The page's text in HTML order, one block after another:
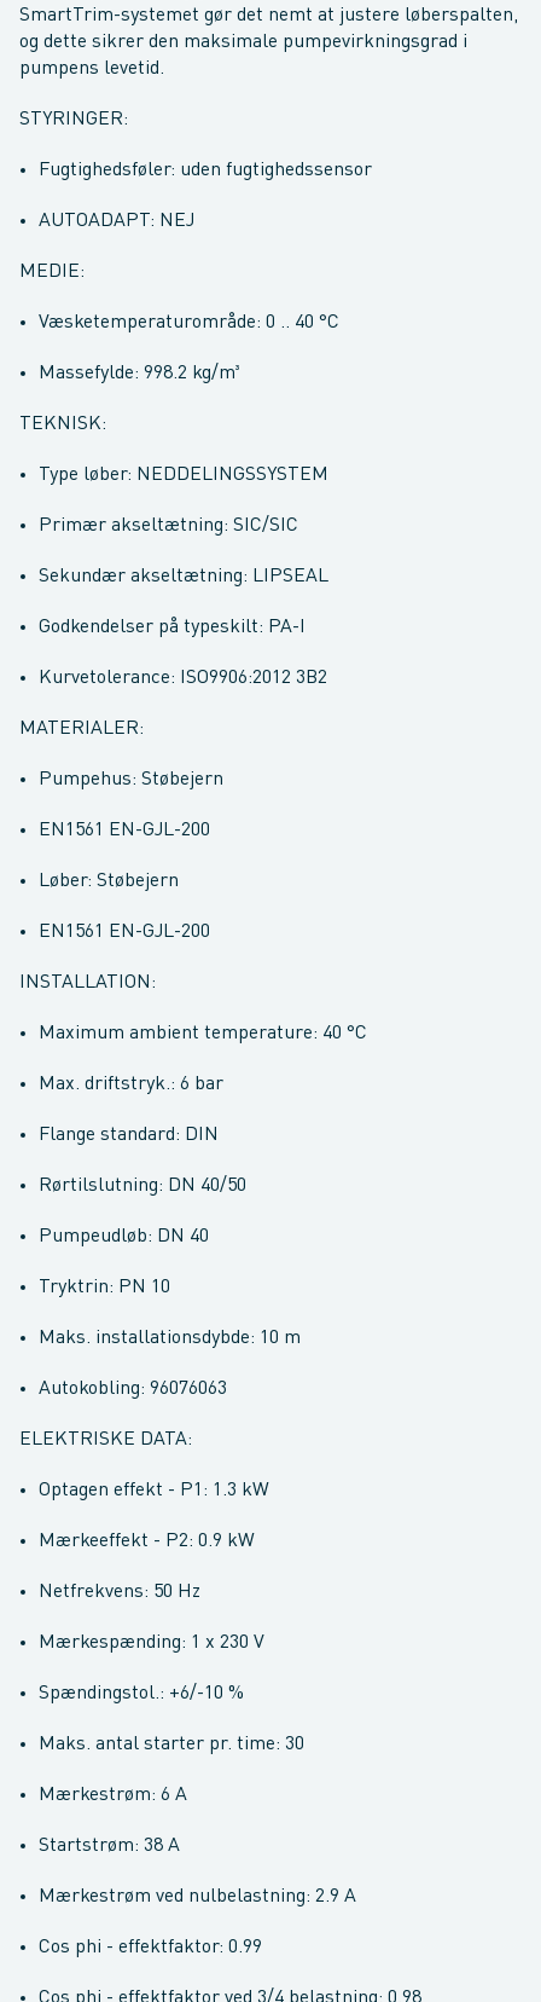
SmartTrim-systemet gør det nemt at justere løberspalten,
og dette sikrer den maksimale pumpevirkningsgrad i
pumpens levetid.
STYRINGER:
Fugtighedsføler: uden fugtighedssensor
AUTOADAPT: NEJ
MEDIE:
Væsketemperaturområde: 0 .. 40 °C
Massefylde: 998.2 kg/m³
TEKNISK:
Type løber: NEDDELINGSSYSTEM
Primær akseltætning: SIC/SIC
Sekundær akseltætning: LIPSEAL
Godkendelser på typeskilt: PA-I
Kurvetolerance: ISO9906:2012 3B2
MATERIALER:
Pumpehus: Støbejern
EN1561 EN-GJL-200
Løber: Støbejern
EN1561 EN-GJL-200
INSTALLATION:
Maximum ambient temperature: 40 °C
Max. driftstryk.: 6 bar
Flange standard: DIN
Rørtilslutning: DN 40/50
Pumpeudløb: DN 40
Tryktrin: PN 10
Maks. installationsdybde: 10 m
Autokobling: 96076063
ELEKTRISKE DATA:
Optagen effekt - P1: 1.3 kW
Mærkeeffekt - P2: 0.9 kW
Netfrekvens: 50 Hz
Mærkespænding: 1 x 230 V
Spændingstol.: +6/-10 %
Maks. antal starter pr. time: 30
Mærkestrøm: 6 A
Startstrøm: 38 A
Mærkestrøm ved nulbelastning: 2.9 A
Cos phi - effektfaktor: 0.99